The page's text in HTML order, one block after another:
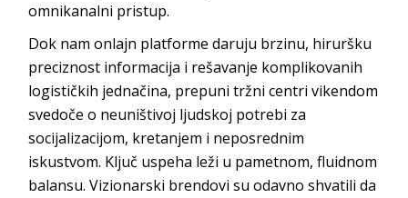
omnikanalni pristup.
Dok nam onlajn platforme daruju brzinu, hiruršku
preciznost informacija i rešavanje komplikovanih
logističkih jednačina, prepuni tržni centri vikendom
svedoče o neuništivoj ljudskoj potrebi za
socijalizacijom, kretanjem i neposrednim
iskustvom. Ključ uspeha leži u pametnom, fluidnom
balansu. Vizionarski brendovi su odavno shvatili da